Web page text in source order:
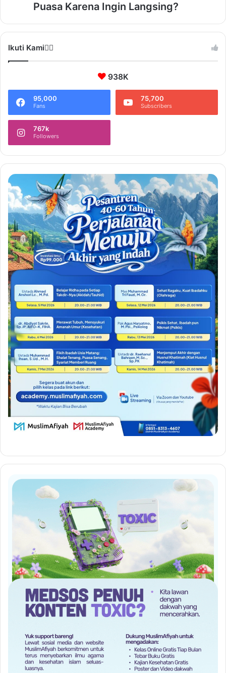
Puasa Karena Ingin Langsing?
Ikuti Kami❤️‍🔥
938K
95,000
Fans
75,700
Subscribers
767k
Followers